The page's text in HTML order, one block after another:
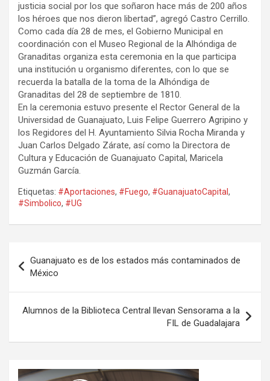
justicia social por los que soñaron hace más de 200 años
los héroes que nos dieron libertad”, agregó Castro Cerrillo.
Como cada día 28 de mes, el Gobierno Municipal en
coordinación con el Museo Regional de la Alhóndiga de
Granaditas organiza esta ceremonia en la que participa
una institución u organismo diferentes, con lo que se
recuerda la batalla de la toma de la Alhóndiga de
Granaditas del 28 de septiembre de 1810.
En la ceremonia estuvo presente el Rector General de la
Universidad de Guanajuato, Luis Felipe Guerrero Agripino y
los Regidores del H. Ayuntamiento Silvia Rocha Miranda y
Juan Carlos Delgado Zárate, así como la Directora de
Cultura y Educación de Guanajuato Capital, Maricela
Guzmán García.
Etiquetas: #Aportaciones, #Fuego, #GuanajuatoCapital,
#Simbolico, #UG
de
entradas
Guanajuato es de los estados más contaminados de
México
Alumnos de la Biblioteca Central llevan Sensorama a la
FIL de Guadalajara